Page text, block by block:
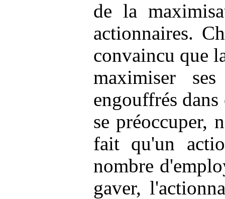
de la
actionnaires.
convaincu que
maximiser
engouffrés
se préoccuper,
fait qu'un
nombre
gaver,